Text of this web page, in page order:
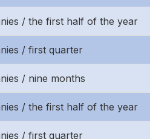
/ the first half of the year
/ first quarter
/ nine months
/ the first half of the year
/ first quarter